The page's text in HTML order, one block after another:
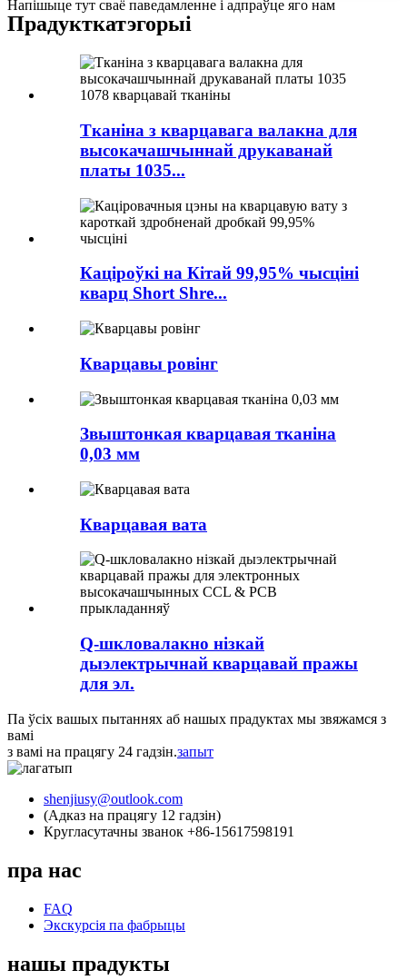
Напішыце тут сваё паведамленне і адпраўце яго нам
Прадукткатэгорыі
Тканіна з кварцавага валакна для
высокачашчыннай друкаванай
платы 1035...
Каціроўкі на Кітай 99,95% чысціні
кварц Short Shre...
Кварцавы ровінг
Звыштонкая кварцавая тканіна
0,03 мм
Кварцавая вата
Q-шкловалакно нізкай
дыэлектрычнай кварцавай пражы
для эл.
Па ўсіх вашых пытаннях аб нашых прадуктах мы звяжамся з
вамі
з вамі на працягу 24 гадзін.запыт
shenjiusy@outlook.com
(Адказ на працягу 12 гадзін)
Кругласутачны званок +86-15617598191
пра нас
FAQ
Экскурсія па фабрыцы
нашы прадукты